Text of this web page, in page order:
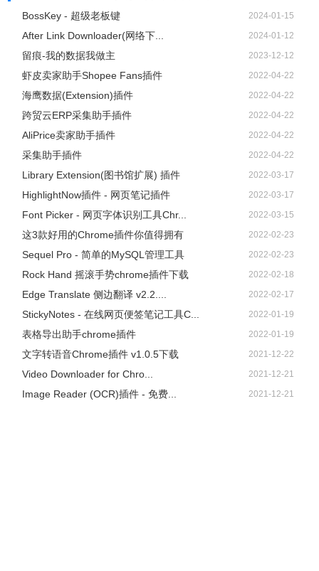
BossKey - 超级老板键 2024-01-15
After Link Downloader(网络下... 2024-01-12
留痕-我的数据我做主 2023-12-12
虾皮卖家助手Shopee Fans插件 2022-04-22
海鹰数据(Extension)插件 2022-04-22
跨贸云ERP采集助手插件 2022-04-22
AliPrice卖家助手插件 2022-04-22
采集助手插件 2022-04-22
Library Extension(图书馆扩展) 插件 2022-03-17
HighlightNow插件 - 网页笔记插件 2022-03-17
Font Picker - 网页字体识别工具Chr... 2022-03-15
这3款好用的Chrome插件你值得拥有 2022-02-23
Sequel Pro - 简单的MySQL管理工具 2022-02-23
Rock Hand 摇滚手势chrome插件下载 2022-02-18
Edge Translate 侧边翻译 v2.2.... 2022-02-17
StickyNotes - 在线网页便签笔记工具C... 2022-01-19
表格导出助手chrome插件 2022-01-19
文字转语音Chrome插件 v1.0.5下载 2021-12-22
Video Downloader for Chro... 2021-12-21
Image Reader (OCR)插件 - 免费... 2021-12-21